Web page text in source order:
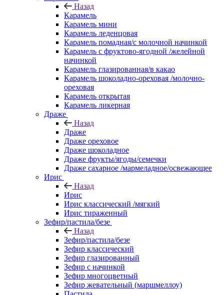
Назад
Карамель
Карамель мини
Карамель леденцовая
Карамель помадная/с молочной начинкой
Карамель с фруктово-ягодной /желейной
начинкой
Карамель глазированная/в какао
Карамель шоколадно-ореховая /молочно-
ореховая
Карамель открытая
Карамель ликерная
Драже
Назад
Драже
Драже ореховое
Драже шоколадное
Драже фрукты/ягоды/семечки
Драже сахарное /мармеладное/освежающее
Ирис
Назад
Ирис
Ирис классический /мягкий
Ирис тираженный
Зефир/пастила/безе
Назад
Зефир/пастила/безе
Зефир классический
Зефир глазированный
Зефир с начинкой
Зефир многоцветный
Зефир жевательный (маршмеллоу)